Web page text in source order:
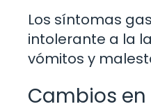
Los síntomas
intolerante a la
vómitos y
Cambios